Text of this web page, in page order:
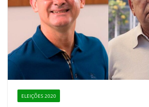
ELEIÇÕES 2020